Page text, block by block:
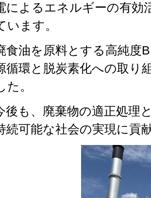
によるエネルギーの有効
います。
食油を原料とする高純度
循環と脱炭素化への取り
た。
後も、廃棄物の適正処理
続可能な社会の実現に貢